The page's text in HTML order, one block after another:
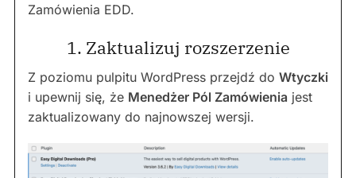
Zamówienia EDD.
1. Zaktualizuj rozszerzenie
Z poziomu pulpitu WordPress przejdź do Wtyczki
i upewnij się, że Menedżer Pól Zamówienia jest
zaktualizowany do najnowszej wersji.